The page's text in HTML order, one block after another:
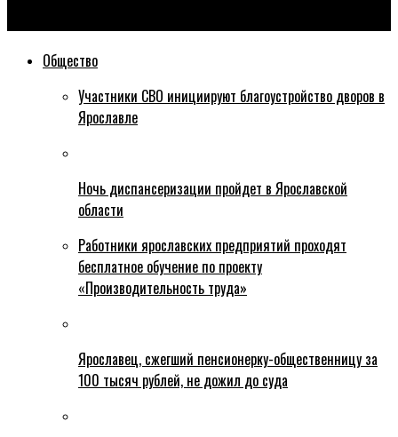
Общество
Участники СВО инициируют благоустройство дворов в
Ярославле
Ночь диспансеризации пройдет в Ярославской
области
Работники ярославских предприятий проходят
бесплатное обучение по проекту
«Производительность труда»
Ярославец, сжегший пенсионерку-общественницу за
100 тысяч рублей, не дожил до суда